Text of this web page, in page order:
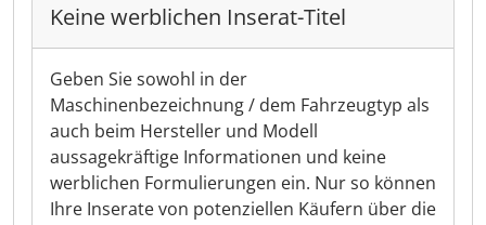
Keine werblichen Inserat-Titel
Geben Sie sowohl in der
Maschinenbezeichnung / dem Fahrzeugtyp als
auch beim Hersteller und Modell
aussagekräftige Informationen und keine
werblichen Formulierungen ein. Nur so können
Ihre Inserate von potenziellen Käufern über die